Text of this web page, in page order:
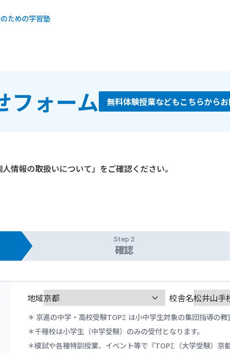
ための学習塾
フォーム 無料体験授業などもこちらから
情報の取扱いについて」をご確認ください。
Step 2
確認
地域 校舎名
京進の中学・高校受験TOPΣ は小中学生対象の集団指導の教
千種校は小学生（中学受験）のみの受付となります。
模試や各種特訓授業、イベント等で『TOPΣ（大学受験）京